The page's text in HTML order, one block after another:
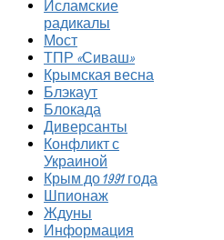
Исламские
радикалы
Мост
ТПР «Сиваш»
Крымская весна
Блэкаут
Блокада
Диверсанты
Конфликт с
Украиной
Крым до 1991 года
Шпионаж
Ждуны
Информация